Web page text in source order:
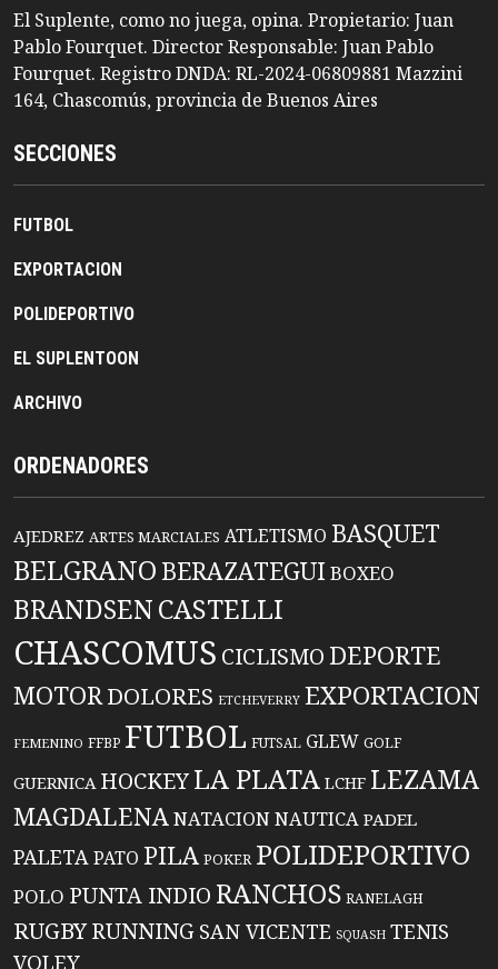
El Suplente, como no juega, opina. Propietario: Juan
Pablo Fourquet. Director Responsable: Juan Pablo
Fourquet. Registro DNDA: RL-2024-06809881 Mazzini
164, Chascomús, provincia de Buenos Aires
SECCIONES
FUTBOL
EXPORTACION
POLIDEPORTIVO
EL SUPLENTOON
ARCHIVO
ORDENADORES
AJEDREZ ARTES MARCIALES ATLETISMO BASQUET
BELGRANO BERAZATEGUIBOXEO
BRANDSENCASTELLI
CHASCOMUS CICLISMO DEPORTE
MOTORDOLORES ETCHEVERRY EXPORTACION
FEMENINO FFBP FUTBOL FUTSAL GLEW GOLF
GUERNICA HOCKEYLA PLATA LCHF LEZAMA
MAGDALENANATACIONNAUTICA PADEL
PALETAPATO PILA POKER POLIDEPORTIVO
POLO PUNTA INDIO RANCHOS RANELAGH
RUGBYRUNNING SAN VICENTE SQUASH TENIS
VOLEY